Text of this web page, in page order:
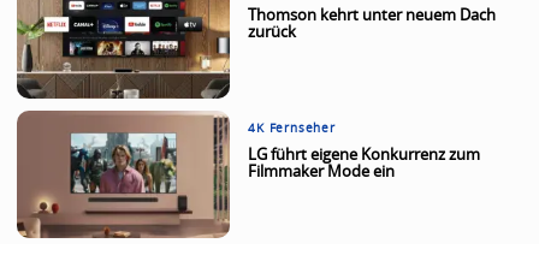
Thomson kehrt unter neuem Dach
zurück
4K Fernseher
LG führt eigene Konkurrenz zum
Filmmaker Mode ein